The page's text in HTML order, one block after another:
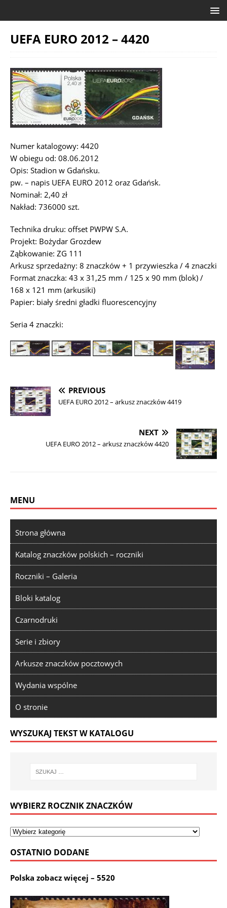
UEFA EURO 2012 – 4420
Numer katalogowy: 4420
W obiegu od: 08.06.2012
Opis: Stadion w Gdańsku.
pw. – napis UEFA EURO 2012 oraz Gdańsk.
Nominał: 2,40 zł
Nakład: 736000 szt.
Technika druku: offset PWPW S.A.
Projekt: Bożydar Grozdew
Ząbkowanie: ZG 111
Arkusz sprzedażny: 8 znaczków + 1 przywieszka / 4 znaczki
Format znaczka: 43 x 31,25 mm / 125 x 90 mm (blok) /
168 x 121 mm (arkusiki)
Papier: biały średni gładki fluorescencyjny
Seria 4 znaczki:
PREVIOUS
UEFA EURO 2012 – arkusz znaczków 4419
NEXT
UEFA EURO 2012 – arkusz znaczków 4420
MENU
Strona główna
Katalog znaczków polskich – roczniki
Roczniki – Galeria
Bloki katalog
Czarnodruki
Serie i zbiory
Arkusze znaczków pocztowych
Wydania wspólne
O stronie
WYSZUKAJ TEKST W KATALOGU
WYBIERZ ROCZNIK ZNACZKÓW
OSTATNIO DODANE
Polska zobacz więcej – 5520